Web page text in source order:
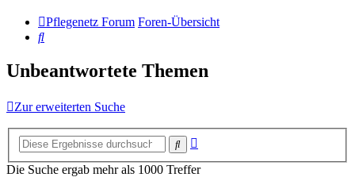
Pflegenetz Forum Foren-Übersicht
Suche
Unbeantwortete Themen
Zur erweiterten Suche
Suche
Die Suche ergab mehr als 1000 Treffer